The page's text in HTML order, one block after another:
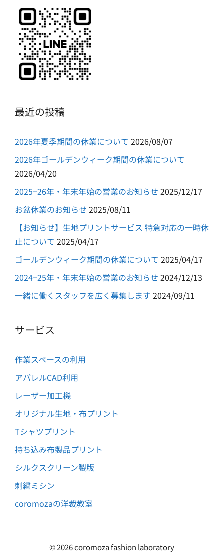
最近の投稿
2026年夏季期間の休業について 2026/08/07
2026年ゴールデンウィーク期間の休業について
2026/04/20
2025−26年・年末年始の営業のお知らせ 2025/12/17
お盆休業のお知らせ 2025/08/11
【お知らせ】生地プリントサービス 特急対応の一時休
止について 2025/04/17
ゴールデンウィーク期間の休業について 2025/04/17
2024−25年・年末年始の営業のお知らせ 2024/12/13
一緒に働くスタッフを広く募集します 2024/09/11
サービス
作業スペースの利用
アパレルCAD利用
レーザー加工機
オリジナル生地・布プリント
Tシャツプリント
持ち込み布製品プリント
シルクスクリーン製版
刺繍ミシン
coromozaの洋裁教室
© 2026 coromoza fashion laboratory